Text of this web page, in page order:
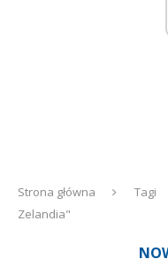
Strona główna Tagi
Zelandia"